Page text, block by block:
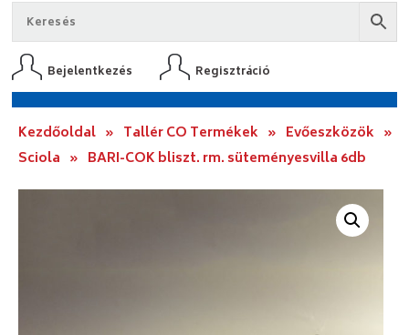
Bejelentkezés Regisztráció
Kezdőoldal » Tallér CO Termékek » Evőeszközök »
Sciola » BARI-COK bliszt. rm. süteményesvilla 6db